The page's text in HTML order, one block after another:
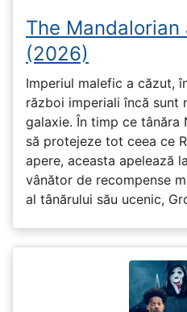
The Mandalorian
(2026)
Imperiul malefic a căzut,
război imperiali încă sunt
galaxie. În timp ce tânăra
să protejeze tot ceea ce
apere, aceasta apelează
vânător de recompense
al tânărului său ucenic,